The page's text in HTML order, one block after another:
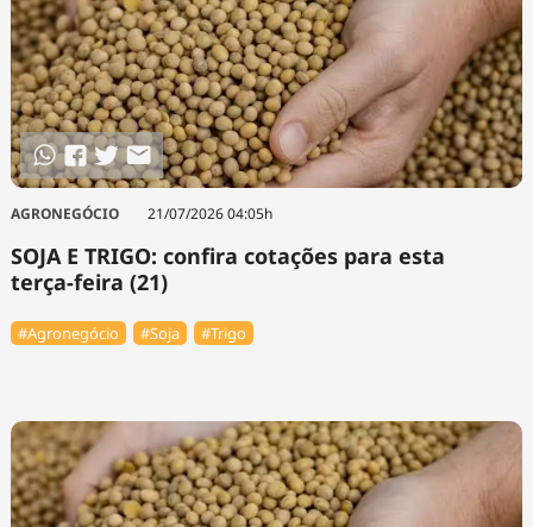
AGRONEGÓCIO 21/07/2026 04:05h
SOJA E TRIGO: confira cotações para esta
terça-feira (21)
#Agronegócio #Soja #Trigo